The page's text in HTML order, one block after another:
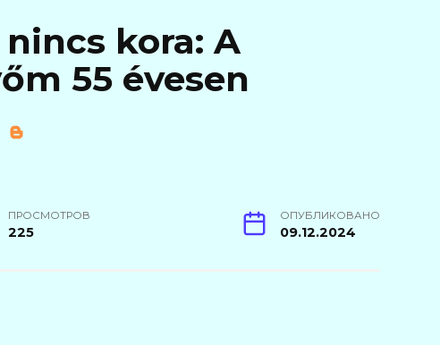
kora: A
55 évesen
ПРОСМОТРОВ
225
ОПУБЛИКОВАНО
09.12.2024